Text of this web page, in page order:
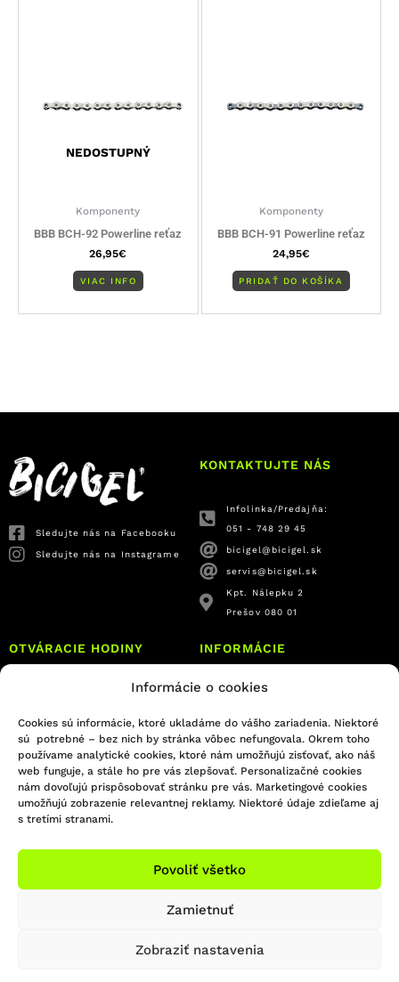
Informácie o cookies
Cookies sú informácie, ktoré ukladáme do vášho zariadenia. Niektoré
sú potrebné – bez nich by stránka vôbec nefungovala. Okrem toho
používame analytické cookies, ktoré nám umožňujú zisťovať, ako náš
web funguje, a stále ho pre vás zlepšovať. Personalizačné cookies
nám dovoľujú prispôsobovať stránku pre vás. Marketingové cookies
umožňujú zobrazenie relevantnej reklamy. Niektoré údaje zdieľame aj
s tretími stranami.
Povoliť všetko
Zamietnuť
Zobraziť nastavenia
NEDOSTUPNÝ
Komponenty
BBB BCH-92 Powerline reťaz
26,95€
VIAC INFO
Komponenty
BBB BCH-91 Powerline reťaz
24,95€
PRIDAŤ DO KOŠÍKA
Sledujte nás na Facebooku
Sledujte nás na Instagrame
KONTAKTUJTE NÁS
Infolinka/Predajňa:
051 - 748 29 45
bicigel@bicigel.sk
servis@bicigel.sk
Kpt. Nálepku 2
Prešov 080 01
OTVÁRACIE HODINY
Ne: ZATVORENÉ
INFORMÁCIE
Obchodné podmienky
Formulár na odstúpenie od zmluvy
Platba a doprava
Ochrana osobných údajov
Reklamačný formulár
© 2021 DSGN union